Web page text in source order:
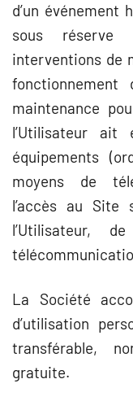
d’un événement
sous réserve
interventions de
maintenance
l’Utilisateur ait
équipements
moyens de
l’accès au
l’Utilisateur,
La Société
d’utilisation
transférable,
gratuite.